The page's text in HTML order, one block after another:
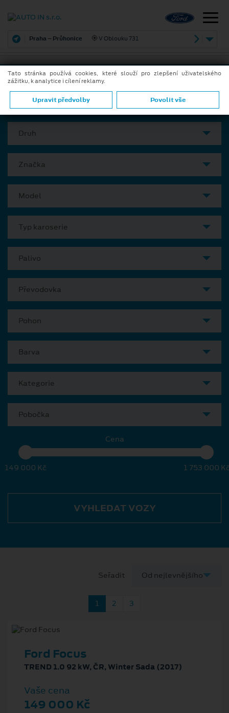
Praha – Průhonice V Oblouku 731
VYBERTE SI VÁŠ VŮZ
Druh
Značka
Model
Typ karoserie
Palivo
Převodovka
Pohon
Barva
Kategorie
Pobočka
Cena
149 000 Kč 1 753 000
VYHLEDAT VOZY
Seřadit
1 2 3
Ford Focus
TREND 1.0 92 kW, ČR, Winter Sada (2017)
Vaše cena
149 000 Kč
Tato stránka používá cookies, které slouží pro zlepšení uživatelského
zážitku, k analytice i cílení reklamy.
Upravit předvolby Povolit vše